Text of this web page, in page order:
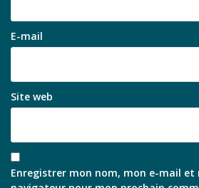
E-mail
Site web
Enregistrer mon nom, mon e-mail et